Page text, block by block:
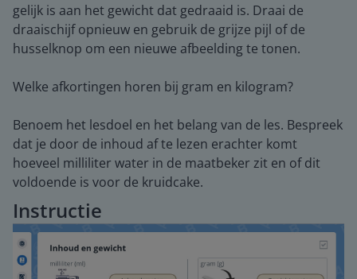
gelijk is aan het gewicht dat gedraaid is. Draai de
draaischijf opnieuw en gebruik de grijze pijl of de
husselknop om een nieuwe afbeelding te tonen.
Welke afkortingen horen bij gram en kilogram?
Benoem het lesdoel en het belang van de les. Bespreek
dat je door de inhoud af te lezen erachter komt
hoeveel milliliter water in de maatbeker zit en of dit
voldoende is voor de kruidcake.
Instructie